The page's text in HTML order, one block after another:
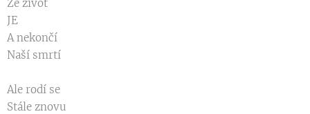
Že život
JE
A nekončí
Naší smrtí
Ale rodí se
Stále znovu